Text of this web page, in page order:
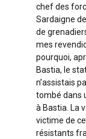
chef des
Sardaigne
de
mes
pourquoi,
Bastia, le
n’assistais
tombé dans
à Bastia. La
victime de
résistants